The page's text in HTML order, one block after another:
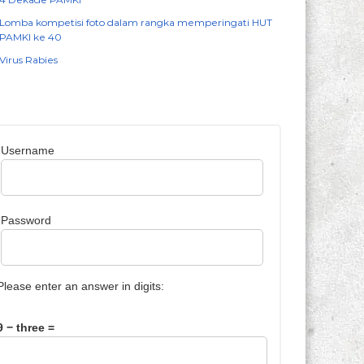
kompetisi foto dalam rangka memperingati HUT
ke 40
Rabies
Username
Password
enter an answer in digits:
− three =